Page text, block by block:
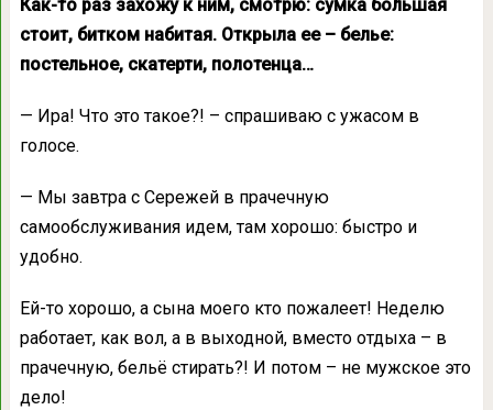
Как-то раз захожу к ним, смотрю: сумка большая
стоит, битком набитая. Открыла ее – белье:
постельное, скатерти, полотенца…
— Ира! Что это такое?! – спрашиваю с ужасом в
голосе.
— Мы завтра с Сережей в прачечную
самообслуживания идем, там хорошо: быстро и
удобно.
Ей-то хорошо, а сына моего кто пожалеет! Неделю
работает, как вол, а в выходной, вместо отдыха – в
прачечную, бельё стирать?! И потом – не мужское это
дело!